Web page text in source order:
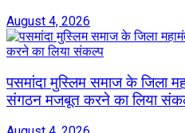
August 4, 2026
पसमांदा मुस्लिम समाज के जिला
संगठन मजबूत करने का लिया